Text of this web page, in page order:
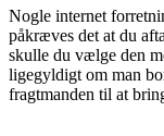
Nogle internet
påkræves det at du
skulle du vælge den
ligegyldigt om man
fragtmanden til at